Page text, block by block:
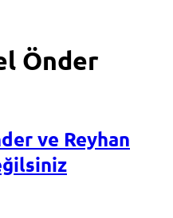
Önder
ve Reyhan